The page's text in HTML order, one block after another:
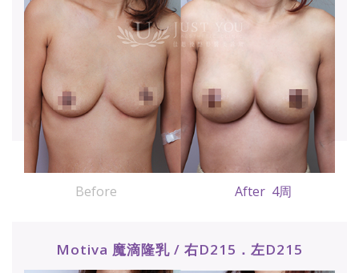
Before After 4周
Motiva 魔滴隆乳 / 右D215．左D215